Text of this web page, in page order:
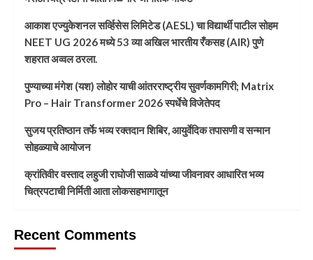
आकाश एज्युकेशनल सर्व्हिसेस लिमिटेड (AESL) चा विद्यार्थी पाटील सोहम
NEET UG 2026 मध्ये 53 व्या अखिल भारतीय रँकसह (AIR) पुणे
शहरात अव्वल ठरला.
पुण्याच्या मंगेश (यश) लोहोर याची आंतरराष्ट्रीय सुवर्णकामगिरी; Matrix
Pro – Hair Transformer 2026 स्पर्धेचे विजेतेपद
सुजय प्रतिष्ठान तर्फे भव्य रक्तदान शिबिर, आयुर्वेदिक तपासणी व सन्मान
सोहळ्याचे आयोजन
क्रांतिवीर वस्ताद लहुजी राघोजी साळवे यांच्या जीवनावर आधारित भव्य
चित्रपटाची निर्मिती आता लोकसहभागातून
Recent Comments